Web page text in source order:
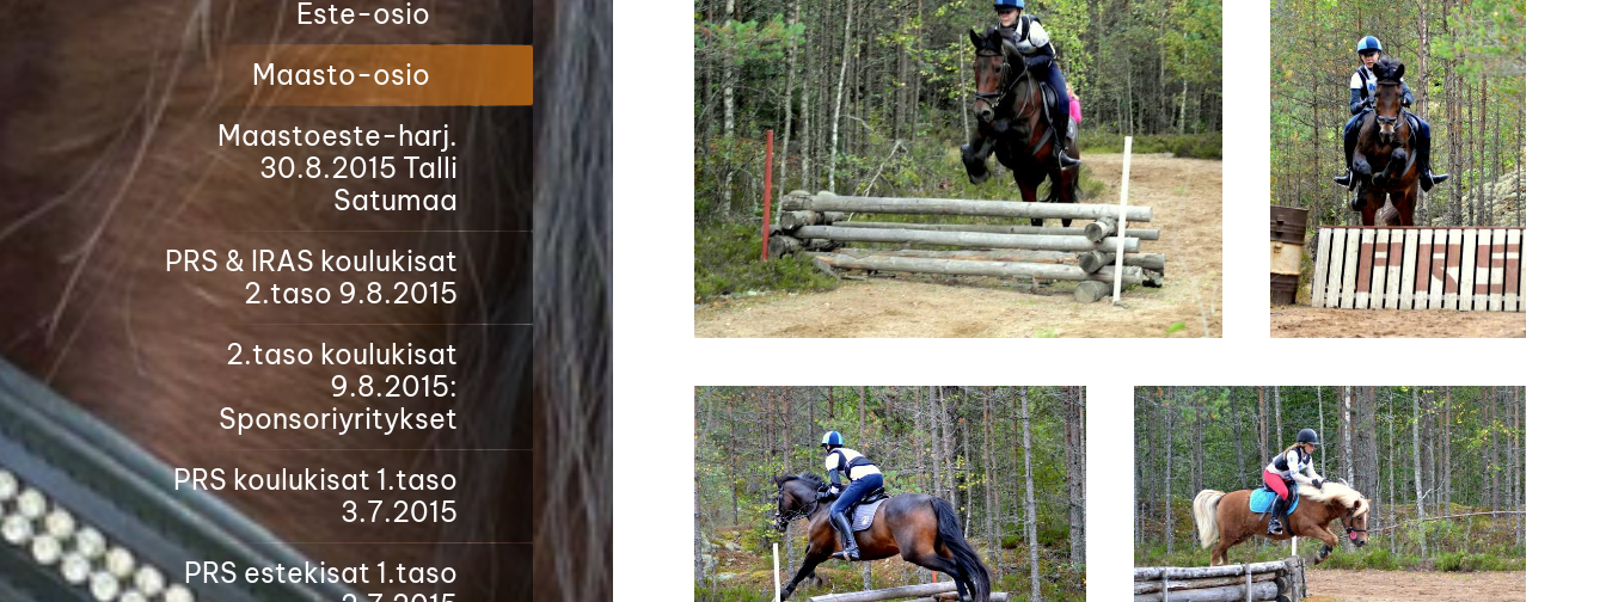
Este-osio
Maasto-osio
Maastoeste-harj.
30.8.2015 Talli
Satumaa
PRS & IRAS koulukisat
2.taso 9.8.2015
2.taso koulukisat
9.8.2015:
Sponsoriyritykset
PRS koulukisat 1.taso
3.7.2015
PRS estekisat 1.taso